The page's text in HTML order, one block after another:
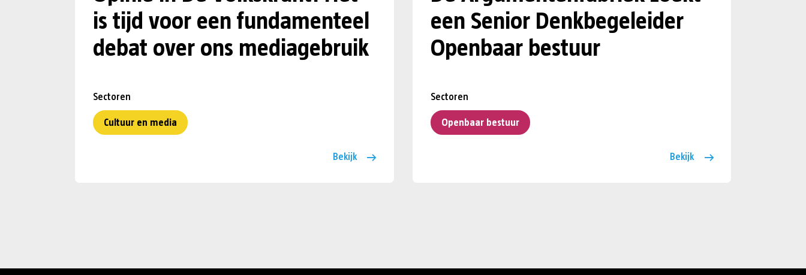
is tijd voor een fundamenteel
debat over ons mediagebruik
Sectoren
Cultuur en media
Bekijk
een Senior Denkbegeleider
Openbaar bestuur
Sectoren
Openbaar bestuur
Bekijk